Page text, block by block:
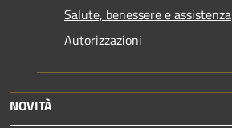
Salute, benessere e assistenza
Autorizzazioni
NOVITÀ